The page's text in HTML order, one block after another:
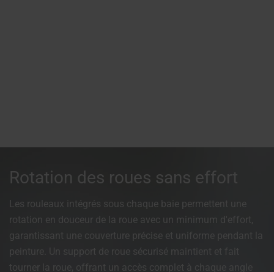
Rotation des roues sans effort
Les rouleaux intégrés sous chaque baie permettent une
rotation en douceur de la roue avec un minimum d'effort,
garantissant une couverture précise et uniforme pendant la
peinture. Un support de roue sécurisé maintient et fait
tourner la roue, offrant un accès complet à chaque angle